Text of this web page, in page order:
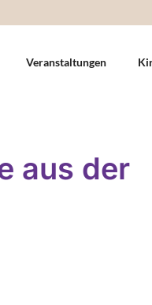
Veranstaltungen
aus der